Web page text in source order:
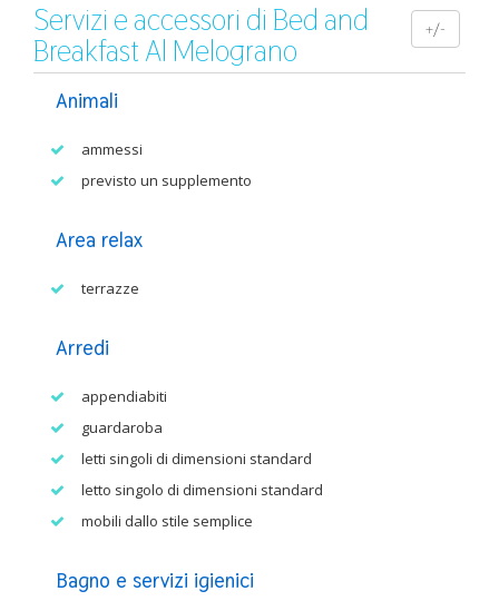
Servizi e accessori di Bed and
Breakfast Al Melograno
+/-
Animali
ammessi
previsto un supplemento
Area relax
terrazze
Arredi
appendiabiti
guardaroba
letti singoli di dimensioni standard
letto singolo di dimensioni standard
mobili dallo stile semplice
Bagno e servizi igienici